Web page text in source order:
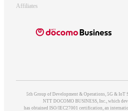
Affiliates
5th Group of Development & Operations, 5G & IoT
NTT DOCOMO BUSINESS, Inc., which
has obtained ISO/IEC27001 certification, an